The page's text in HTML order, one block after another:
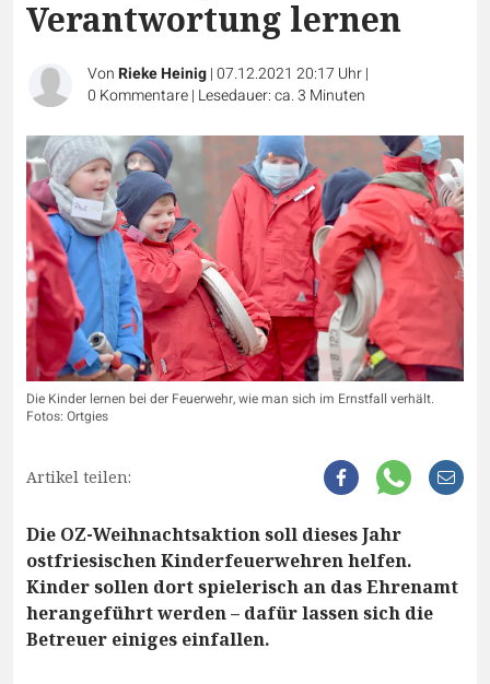
Verantwortung lernen
VonRieke Heinig|07.12.2021 20:17 Uhr|
0 Kommentare| Lesedauer: ca. 3 Minuten
Die Kinder lernen bei der Feuerwehr, wie man sich im Ernstfall verhält.
Fotos: Ortgies
Artikel teilen:
Die OZ-Weihnachtsaktion soll dieses Jahr
ostfriesischen Kinderfeuerwehren helfen.
Kinder sollen dort spielerisch an das Ehrenamt
herangeführt werden – dafür lassen sich die
Betreuer einiges einfallen.